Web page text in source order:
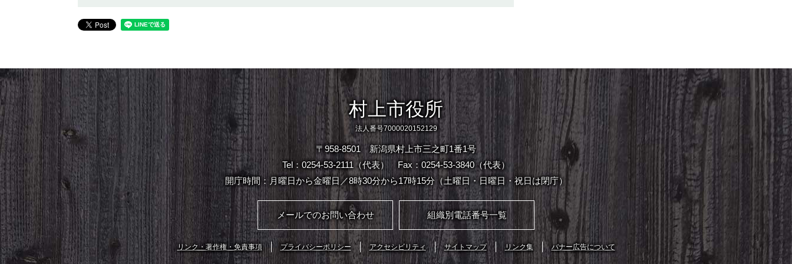
村上市役所
法人番号7000020152129
〒958-8501 新潟県村上市三之町1番1号
Tel：0254-53-2111（代表）
Fax：0254-53-3840（代表）
開庁時間：月曜日から金曜日／8時30分から17時15分（土曜日・日曜日・祝日は閉庁）
メールでのお問い合わせ 組織別電話番号一覧
リンク・著作権・免責事項 プライバシーポリシー アクセシビリティ サイトマップ リンク集 バナー広告について